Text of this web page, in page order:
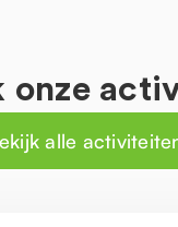
onze
alle